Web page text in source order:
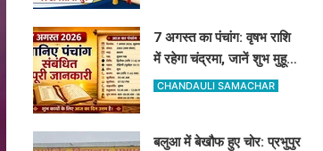
7 अगस्त का पंचांग: वृषभ राशि
में रहेगा चंद्रमा, जानें शुभ मुहूर्त,
राहुकाल और योग
CHANDAULI SAMACHAR
बलुआ में बेखौफ हुए चोर: प्रभुपुर